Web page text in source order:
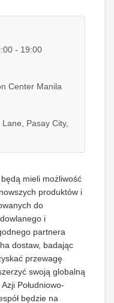
- 19:00
Center Manila
Pasay City,
mieli możliwość
produktów i
do
i
partnera
dostaw, badając
przewagę
swoją globalną
Południowo-
będzie na